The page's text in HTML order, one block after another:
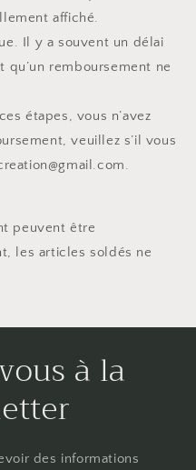
affiché.
Il y a souvent un délai
qu’un remboursement ne
étapes, vous n’avez
veuillez s’il vous
peuvent être
les articles soldés ne
à la
des informations